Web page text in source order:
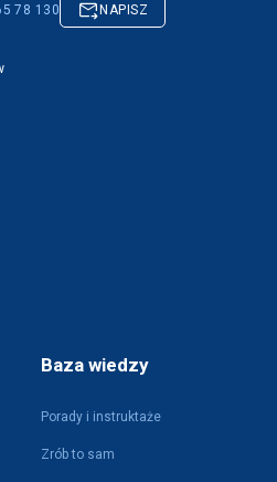
Baza wiedzy
Porady i instruktaże
Zrób to sam
78 130 NAPISZ